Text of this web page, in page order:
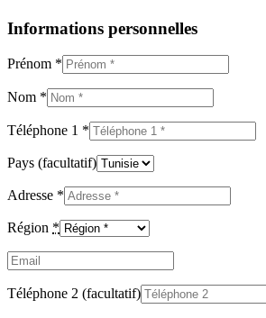
Informations personnelles
Prénom *
Nom *
Téléphone 1 *
Pays (facultatif)
Adresse *
Région *
Email
Téléphone 2 (facultatif)